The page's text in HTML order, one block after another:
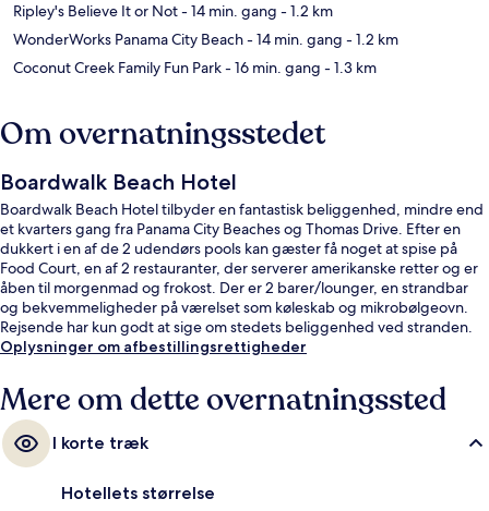
Ripley's Believe It or Not- 14 min. gang - 1.2 km
WonderWorks Panama City Beach- 14 min. gang - 1.2 km
Coconut Creek Family Fun Park- 16 min. gang - 1.3 km
Om overnatningsstedet
Boardwalk Beach Hotel
Boardwalk Beach Hotel tilbyder en fantastisk beliggenhed, mindre end
et kvarters gang fra Panama City Beaches og Thomas Drive. Efter en
dukkert i en af de 2 udendørs pools kan gæster få noget at spise på
Food Court, en af 2 restauranter, der serverer amerikanske retter og er
åben til morgenmad og frokost. Der er 2 barer/lounger, en strandbar
og bekvemmeligheder på værelset som køleskab og mikrobølgeovn.
Rejsende har kun godt at sige om stedets beliggenhed ved stranden.
Oplysninger om afbestillingsrettigheder
Mere om dette overnatningssted
I korte træk
Hotellets størrelse